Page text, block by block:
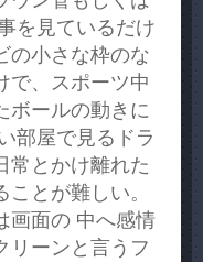
を見ているだけ
の小さな枠のな
で、スポーツ中
ボールの動きに
部屋で見るドラ
常とかけ離れた
とが難しい。
画面の 中へ感情
リーンと言うフ